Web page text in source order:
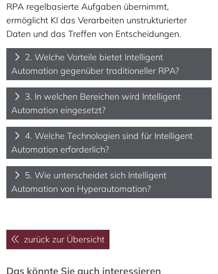
RPA regelbasierte Aufgaben übernimmt,
ermöglicht KI das Verarbeiten unstrukturierter
Daten und das Treffen von Entscheidungen.
2. Welche Vorteile bietet Intelligent
Automation gegenüber traditioneller RPA?
3. In welchen Bereichen wird Intelligent
Automation eingesetzt?
4. Welche Technologien sind für Intelligent
Automation erforderlich?
5. Wie unterscheidet sich Intelligent
Automation von Hyperautomation?
zurück zur Übersicht
Das könnte Sie auch interessieren